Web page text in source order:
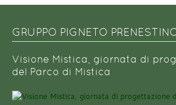
GRUPPO PIGNETO
Visione Mistica, giornata di
del Parco di Mistica